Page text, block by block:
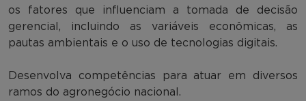
os fatores que influenciam a tomada de decisão
gerencial, incluindo as variáveis econômicas, as
pautas ambientais e o uso de tecnologias digitais.
Desenvolva competências para atuar em diversos
ramos do agronegócio nacional.